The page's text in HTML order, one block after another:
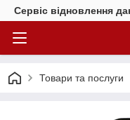
Сервіс відновлення
Товари та послуги